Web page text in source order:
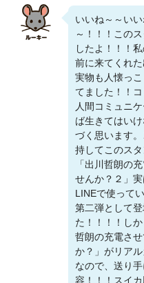
いいね～～い
～！！！この
したよ！！！
前に来てくれ
実物も人懐っ
てました！！コ
人間コミュニ
ば生きてはい
づく思います
持してこのスタ
「出川哲朗の
せんか？２」
LINEで使って
第二弾として
た！！！！し
哲朗の充電さ
か？」がリア
なので、送り
容！！！スイ